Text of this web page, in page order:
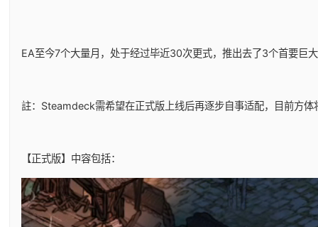
EA至今7个大量月，处于经过毕近30次更式，推出去了3个首要巨
註：Steamdeck需希望在正式版上线后再逐步自事适配，目前方体
【正式版】中容包括：